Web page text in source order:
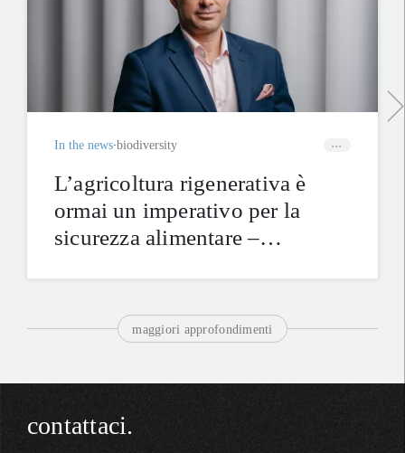
In the news biodiversity
L’agricoltura rigenerativa è
ormai un imperativo per la
sicurezza alimentare –
maggiori approfondimenti
contattaci.